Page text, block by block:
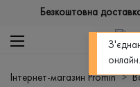
Безкоштовна
Інтернет-магазин Promin
онлайн.